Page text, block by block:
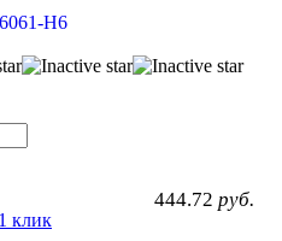
H6
444.72 руб.
клик